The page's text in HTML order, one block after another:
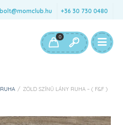
bolt@momclub.hu +36 30 730 0480
0
RUHA / ZÖLD SZÍNŰ LÁNY RUHA – ( F&F )